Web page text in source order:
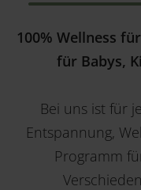
100% Wellness
für Babys,
Bei uns ist für
Entspannung,
Programm